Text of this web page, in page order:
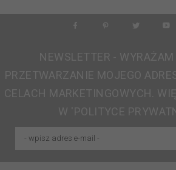
NEWSLETTER - WYRAŻAM
PRZETWARZANIE MOJEGO
CELACH MARKETINGOWYCH.
W 'POLITYCE